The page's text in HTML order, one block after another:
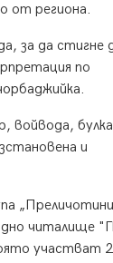
от региона.
за да стигне
по
войвода,
и
читалище
участват